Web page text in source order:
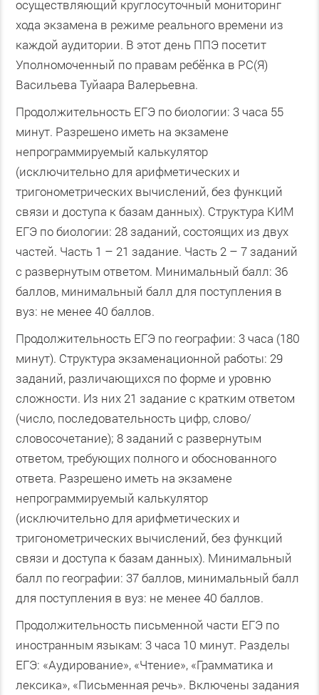
осуществляющий круглосуточный мониторинг
хода экзамена в режиме реального времени из
каждой аудитории. В этот день ППЭ посетит
Уполномоченный по правам ребёнка в РС(Я)
Васильева Туйаара Валерьевна.
Продолжительность ЕГЭ по биологии: 3 часа 55
минут. Разрешено иметь на экзамене
непрограммируемый калькулятор
(исключительно для арифметических и
тригонометрических вычислений, без функций
связи и доступа к базам данных). Структура КИМ
ЕГЭ по биологии: 28 заданий, состоящих из двух
частей. Часть 1 – 21 задание. Часть 2 – 7 заданий
с развернутым ответом. Минимальный балл: 36
баллов, минимальный балл для поступления в
вуз: не менее 40 баллов.
Продолжительность ЕГЭ по географии: 3 часа (180
минут). Структура экзаменационной работы: 29
заданий, различающихся по форме и уровню
сложности. Из них 21 задание с кратким ответом
(число, последовательность цифр, слово/
словосочетание); 8 заданий с развернутым
ответом, требующих полного и обоснованного
ответа. Разрешено иметь на экзамене
непрограммируемый калькулятор
(исключительно для арифметических и
тригонометрических вычислений, без функций
связи и доступа к базам данных). Минимальный
балл по географии: 37 баллов, минимальный балл
для поступления в вуз: не менее 40 баллов.
Продолжительность письменной части ЕГЭ по
иностранным языкам: 3 часа 10 минут. Разделы
ЕГЭ: «Аудирование», «Чтение», «Грамматика и
лексика», «Письменная речь». Включены задания